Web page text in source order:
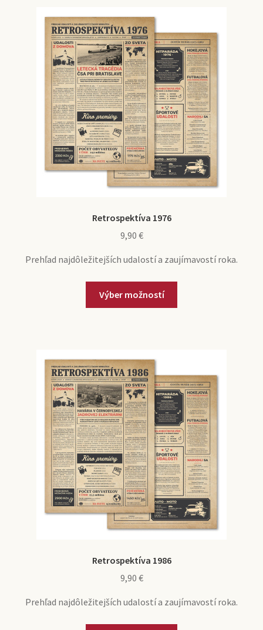
Retrospektíva 1976
9,90 €
Prehľad najdôležitejších udalostí a zaujímavostí roka.
Výber možností
Retrospektíva 1986
9,90 €
Prehľad najdôležitejších udalostí a zaujímavostí roka.